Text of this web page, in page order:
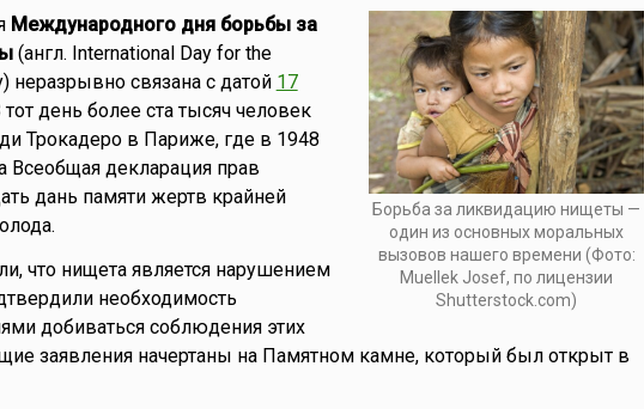
Борьба за ликвидацию нищеты —
один из основных моральных
вызовов нашего времени (Фото:
Muellek Josef, по лицензии
Shutterstock.com)
Международного дня борьбы за
(англ. International Day for the
неразрывно связана с датой 17
день более ста тысяч человек
Трокадеро в Париже, где в 1948
Всеобщая декларация прав
дань памяти жертв крайней
что нищета является нарушением
необходимость
добиваться соблюдения этих
заявления начертаны на Памятном камне, который был открыт в